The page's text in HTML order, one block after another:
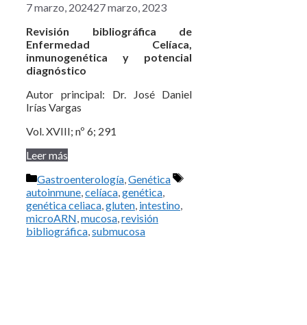
7 marzo, 202427 marzo, 2023
Revisión bibliográfica de
Enfermedad Celíaca,
inmunogenética y potencial
diagnóstico
Autor principal: Dr. José Daniel
Irías Vargas
Vol. XVIII; nº 6; 291
Leer más
Categorías
Gastroenterología,Genética
Etiquetas
autoinmune,celíaca,genética,
genética celiaca,gluten, intestino,
microARN,mucosa,revisión
bibliográfica,submucosa